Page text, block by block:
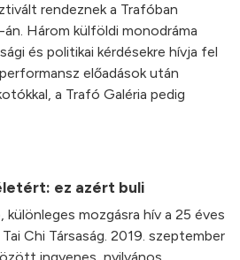
rendeznek a Trafóban
Három külföldi monodráma
és politikai kérdésekre hívja fel
előadások után
a Trafó Galéria pedig
ez azért buli
mozgásra hív a 25 éves
Chi Társaság. 2019. szeptember